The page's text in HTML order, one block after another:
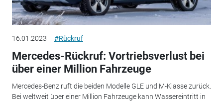
16.01.2023 #Rückruf
Mercedes-Rückruf: Vortriebsverlust bei
über einer Million Fahrzeuge
Mercedes-Benz ruft die beiden Modelle GLE und M-Klasse zurück.
Bei weltweit über einer Million Fahrzeuge kann Wassereintritt in